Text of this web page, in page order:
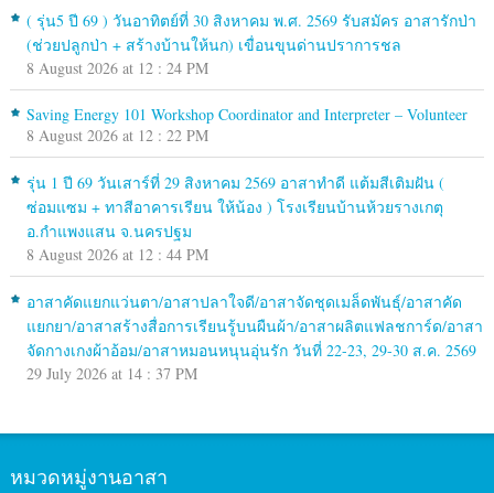
( รุ่น5 ปี 69 ) วันอาทิตย์ที่ 30 สิงหาคม พ.ศ. 2569 รับสมัคร อาสารักป่า
(ช่วยปลูกป่า + สร้างบ้านให้นก) เขื่อนขุนด่านปราการชล
8 August 2026 at 12 : 24 PM
Saving Energy 101 Workshop Coordinator and Interpreter – Volunteer
8 August 2026 at 12 : 22 PM
รุ่น 1 ปี 69 วันเสาร์ที่ 29 สิงหาคม 2569 อาสาทำดี แต้มสีเติมฝัน (
ซ่อมแซม + ทาสีอาคารเรียน ให้น้อง ) โรงเรียนบ้านห้วยรางเกตุ
อ.กำแพงแสน จ.นครปฐม
8 August 2026 at 12 : 44 PM
อาสาคัดแยกแว่นตา/อาสาปลาใจดี/อาสาจัดชุดเมล็ดพันธุ์/อาสาคัด
แยกยา/อาสาสร้างสื่อการเรียนรู้บนผืนผ้า/อาสาผลิตแฟลชการ์ด/อาสา
จัดกางเกงผ้าอ้อม/อาสาหมอนหนุนอุ่นรัก วันที่ 22-23, 29-30 ส.ค. 2569
29 July 2026 at 14 : 37 PM
หมวดหมู่งานอาสา